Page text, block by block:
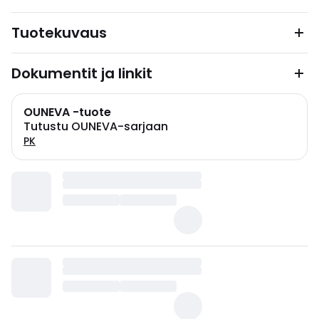
Tuotekuvaus
Dokumentit ja linkit
OUNEVA -tuote
Tutustu OUNEVA-sarjaan
PK